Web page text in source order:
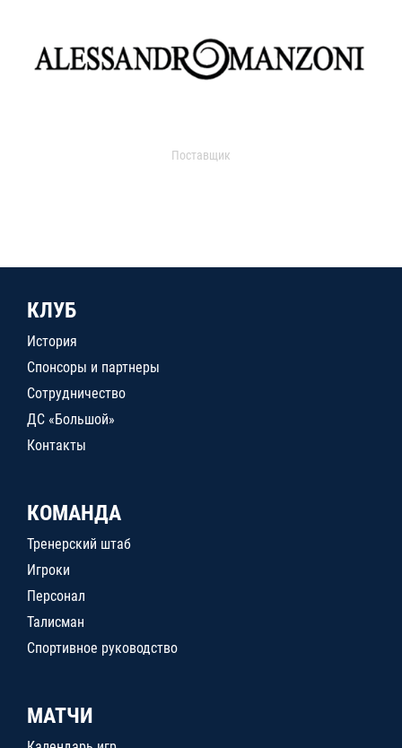
Поставщик
КЛУБ
История
Спонсоры и партнеры
Сотрудничество
ДС «Большой»
Контакты
КОМАНДА
Тренерский штаб
Игроки
Персонал
Талисман
Спортивное руководство
МАТЧИ